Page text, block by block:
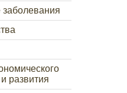
заболевания
развития